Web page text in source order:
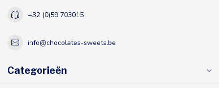
+32 (0)59 703015
info@chocolates-sweets.be
Categorieën